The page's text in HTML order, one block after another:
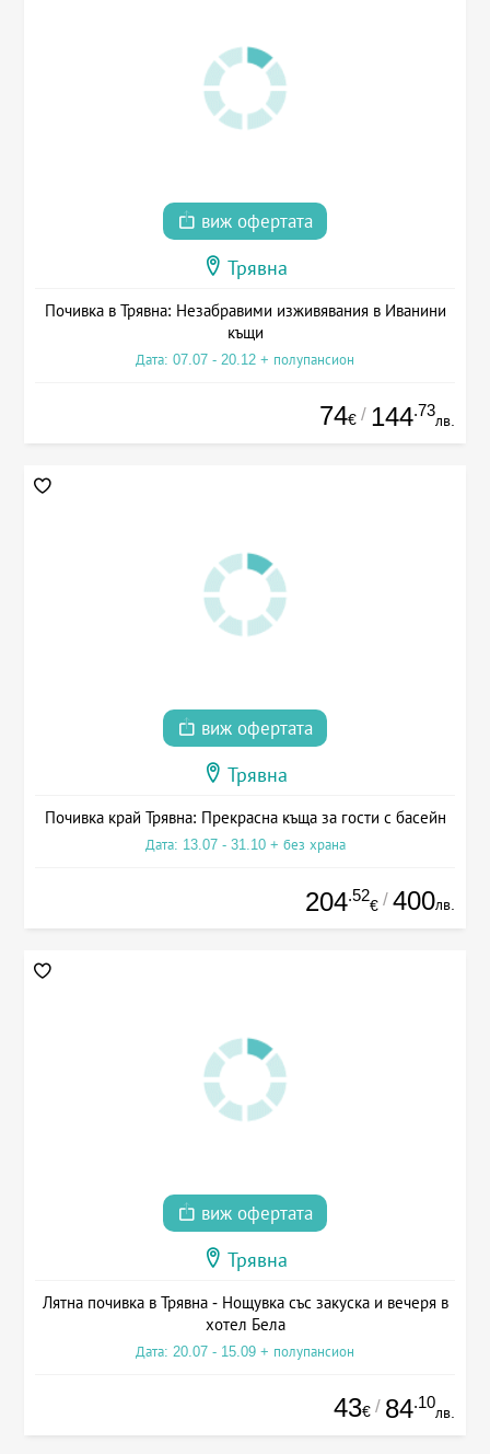
виж офертата
Трявна
Почивка в Трявна: Незабравими изживявания в Иванини
къщи
Дата: 07.07 - 20.12 + полупансион
74€ / 144.73
лв.
виж офертата
Трявна
Почивка край Трявна: Прекрасна къща за гости с басейн
Дата: 13.07 - 31.10 + без храна
204.52
€ / 400лв.
виж офертата
Трявна
Лятна почивка в Трявна - Нощувка със закуска и вечеря в
хотел Бела
Дата: 20.07 - 15.09 + полупансион
43€ / 84.10
лв.